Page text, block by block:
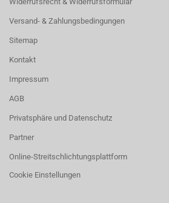
Versand- & Zahlungsbedingungen
Sitemap
Kontakt
Impressum
AGB
Privatsphäre und Datenschutz
Partner
Online-Streitschlichtungsplattform
Cookie Einstellungen